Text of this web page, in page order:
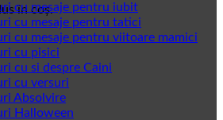
în coș.
cu mesaje pentru iubit
cu mesaje pentru tatici
cu mesaje pentru viitoare mamici
cu pisici
cu si despre Caini
cu versuri
Absolvire
Halloween